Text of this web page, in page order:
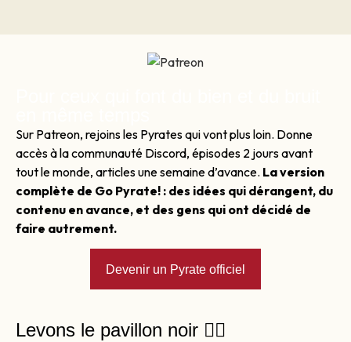
Sur Patreon, rejoins les Pyrates qui vont plus loin. Donne
accès à la communauté Discord, épisodes 2 jours avant
tout le monde, articles une semaine d’avance. La version
complète de Go Pyrate! : des idées qui dérangent, du
contenu en avance, et des gens qui ont décidé de
faire autrement.
Devenir un Pyrate officiel
Levons le pavillon noir 🏴‍☠️